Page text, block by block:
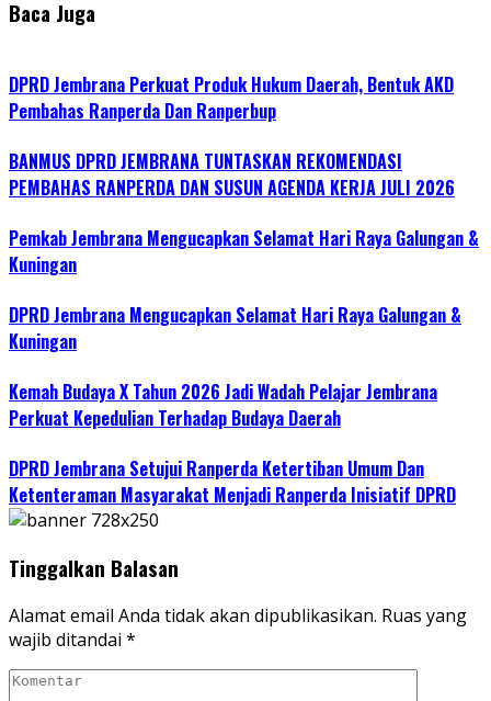
Baca Juga
DPRD Jembrana Perkuat Produk Hukum Daerah, Bentuk AKD
Pembahas Ranperda Dan Ranperbup
BANMUS DPRD JEMBRANA TUNTASKAN REKOMENDASI
PEMBAHAS RANPERDA DAN SUSUN AGENDA KERJA JULI 2026
Pemkab Jembrana Mengucapkan Selamat Hari Raya Galungan &
Kuningan
DPRD Jembrana Mengucapkan Selamat Hari Raya Galungan &
Kuningan
Kemah Budaya X Tahun 2026 Jadi Wadah Pelajar Jembrana
Perkuat Kepedulian Terhadap Budaya Daerah
DPRD Jembrana Setujui Ranperda Ketertiban Umum Dan
Ketenteraman Masyarakat Menjadi Ranperda Inisiatif DPRD
Tinggalkan Balasan
Alamat email Anda tidak akan dipublikasikan. Ruas yang
wajib ditandai *